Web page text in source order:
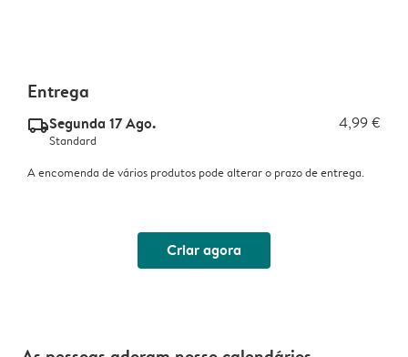
Entrega
delivery_standard_v2Segunda 17 Ago. 4,99 €
Standard
A encomenda de vários produtos pode alterar o prazo de entrega.
Criar agora